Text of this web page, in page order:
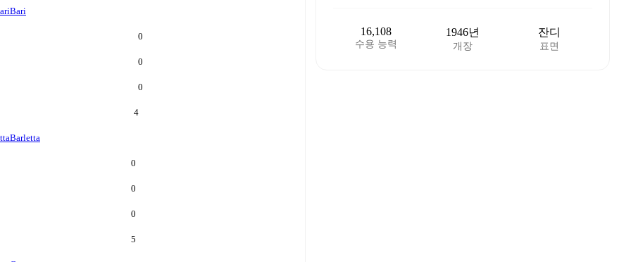
Bari
0
0
0
4
Barletta
0
0
0
5
16,108
수용 능력
1946년
개장
잔디
표면